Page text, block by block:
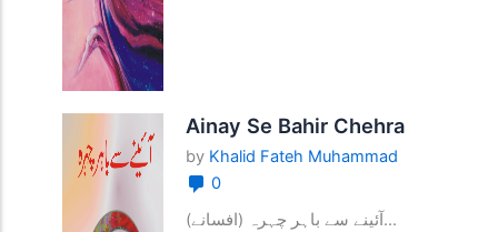
Ainay Se Bahir Chehra
by Khalid Fateh Muhammad
0
آئینے سے باہر چہرہ (افسانے)...